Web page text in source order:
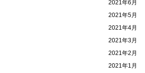
2021年6月
2021年5月
2021年4月
2021年3月
2021年2月
2021年1月